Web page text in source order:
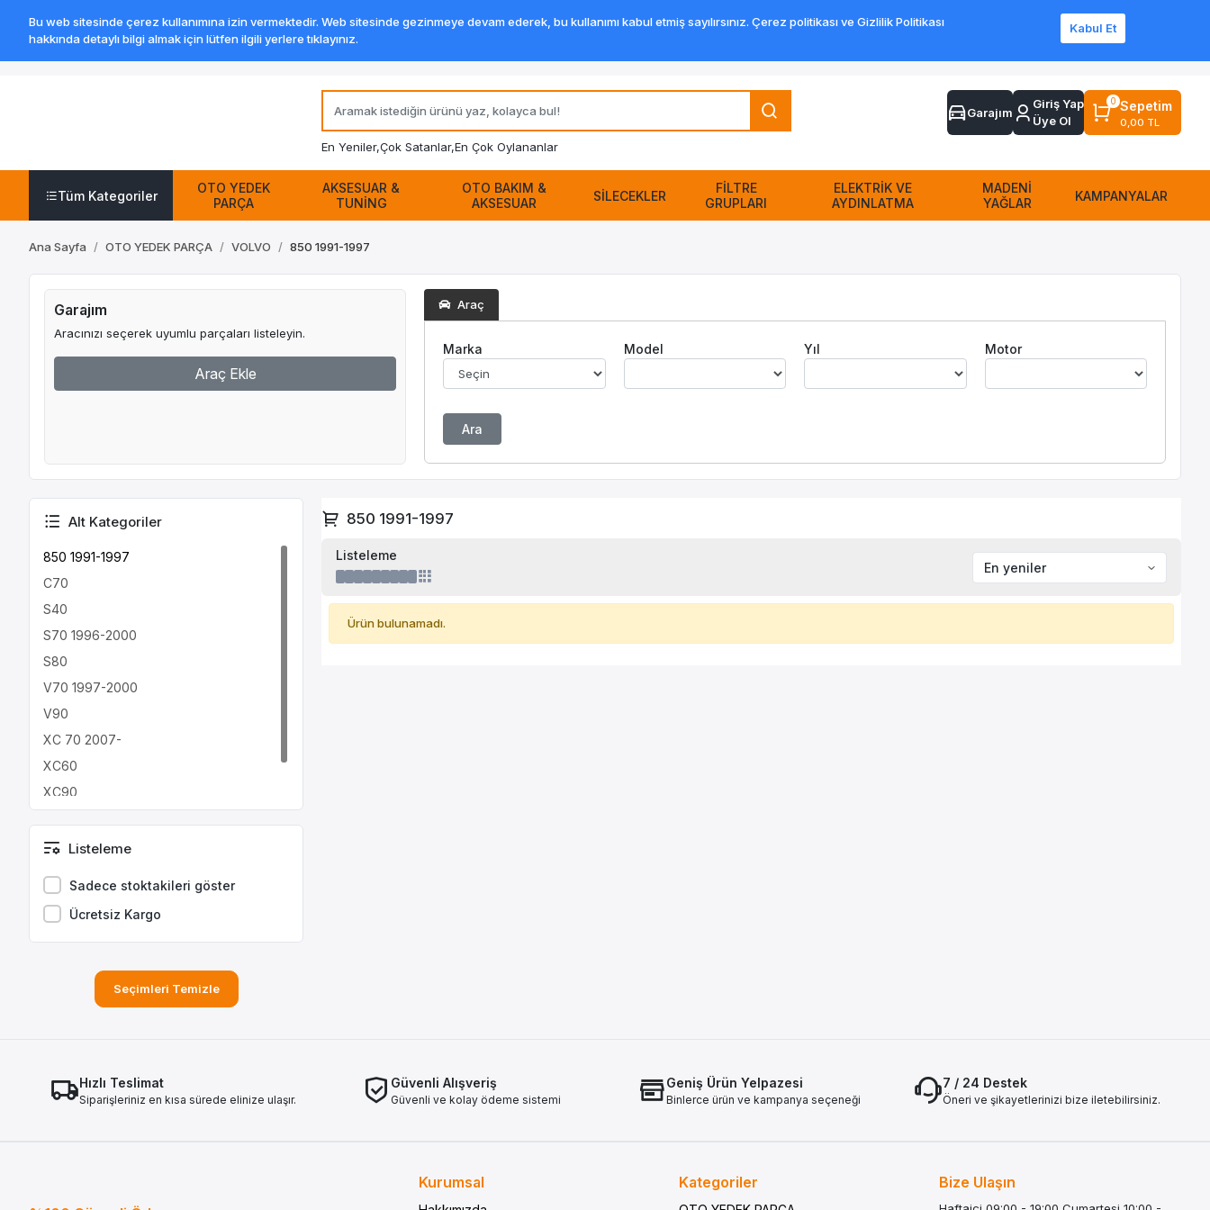
En Yeniler,Çok Satanlar,En Çok Oylananlar
Garajım
Giriş Yap
Üye Ol
0 Sepetim
0,00 TL
Tüm Kategoriler
OTO YEDEK
PARÇA
AKSESUAR &
TUNİNG
OTO BAKIM &
AKSESUAR
SİLECEKLER
FİLTRE
GRUPLARI
ELEKTRİK VE
AYDINLATMA
MADENİ
YAĞLAR
KAMPANYALAR
Ana Sayfa OTO YEDEK PARÇA VOLVO 850 1991-1997
Garajım
Aracınızı seçerek uyumlu parçaları listeleyin.
Araç Ekle
Araç
Marka Model Yıl Motor
Ara
Alt Kategoriler
850 1991-1997
C70
S40
S70 1996-2000
S80
V70 1997-2000
V90
XC 70 2007-
XC60
XC90
Listeleme
Sadece stoktakileri göster
Ücretsiz Kargo
Seçimleri Temizle
850 1991-1997
Listeleme
Ürün bulunamadı.
Hızlı Teslimat
Siparişleriniz en kısa sürede elinize ulaşır.
Güvenli Alışveriş
Güvenli ve kolay ödeme sistemi
Geniş Ürün Yelpazesi
Binlerce ürün ve kampanya seçeneği
7 / 24 Destek
Öneri ve şikayetlerinizi bize iletebilirsiniz.
Kurumsal Kategoriler Bize Ulaşın
Bu web sitesinde çerez kullanımına izin vermektedir. Web sitesinde gezinmeye devam ederek, bu kullanımı kabul etmiş sayılırsınız. Çerez politikası ve Gizlilik Politikası
hakkında detaylı bilgi almak için lütfen ilgili yerlere tıklayınız.
Kabul Et